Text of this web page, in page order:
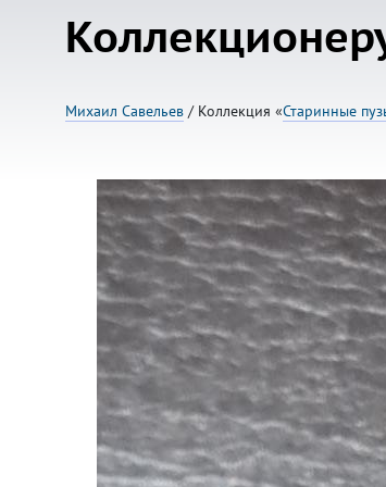
Михаил Савельев / Коллекция «Старинные